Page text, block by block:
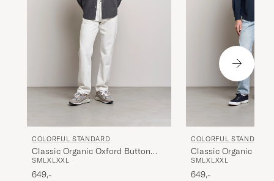
COLORFUL STANDARD
Classic Organic Oxford Button
Down Shirt Lava Grey
SMLXLXXL
649,-
COLORFUL STANDARD
Classic Organic
Down Shirt Navy Blue
SMLXLXXL
649,-